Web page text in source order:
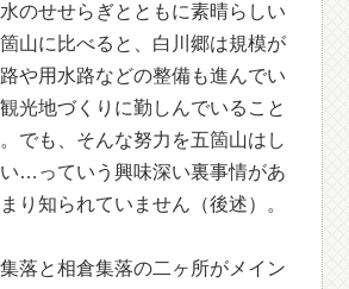
のせせらぎとともに素晴らしい
山に比べると、白川郷は規模が
や用水路などの整備も進んでい
光地づくりに勤しんでいること
でも、そんな努力を五箇山はし
…っていう興味深い裏事情があ
り知られていません（後述）。
落と相倉集落の二ヶ所がメイン